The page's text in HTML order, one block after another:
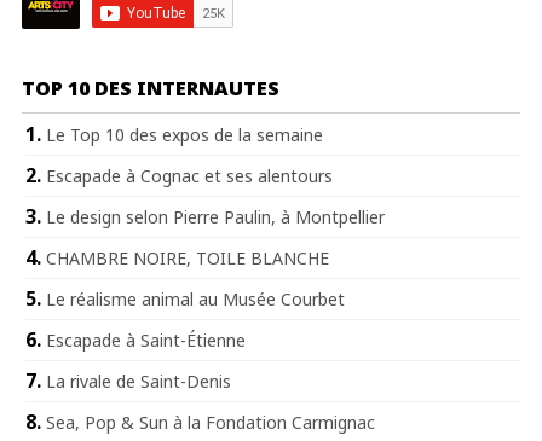
TOP 10 DES INTERNAUTES
Le Top 10 des expos de la semaine
Escapade à Cognac et ses alentours
Le design selon Pierre Paulin, à Montpellier
CHAMBRE NOIRE, TOILE BLANCHE
Le réalisme animal au Musée Courbet
Escapade à Saint-Étienne
La rivale de Saint-Denis
Sea, Pop & Sun à la Fondation Carmignac